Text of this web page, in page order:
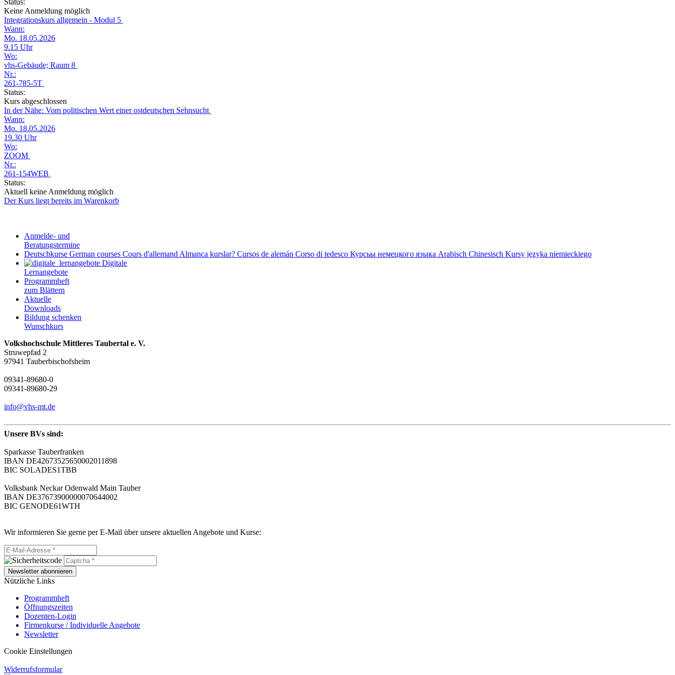
Keine Anmeldung möglich
Integrationskurs allgemein - Modul 5
Wann:
Mo. 18.05.2026
9.15 Uhr
Wo:
vhs-Gebäude; Raum 8
Nr.:
261-785-5T
Status:
Kurs abgeschlossen
In der Nähe: Vom politischen Wert einer ostdeutschen Sehnsucht
Wann:
Mo. 18.05.2026
19.30 Uhr
Wo:
ZOOM
Nr.:
261-154WEB
Status:
Aktuell keine Anmeldung möglich
Der Kurs liegt bereits im Warenkorb
Anmelde- und
Beratungstermine
Deutschkurse German courses Cours d'allemand Almanca kurslar? Cursos de alemán Corso di tedesco Курсьы немецкого яэыка Arabisch Chinesisch Kursy języka niemieckiego
Digitale
Lernangebote
Programmheft
zum Blättern
Aktuelle
Downloads
Bildung schenken
Wunschkurs
Volkshochschule Mittleres Taubertal e. V.
Struwepfad 2
97941 Tauberbischofsheim
09341-89680-0
09341-89680-29
info@vhs-mt.de
Unsere BVs sind:
Sparkasse Tauberfranken
IBAN DE42673525650002011898
BIC SOLADES1TBB
Volksbank Neckar Odenwald Main Tauber
IBAN DE37673900000070644002
BIC GENODE61WTH
Wir informieren Sie gerne per E-Mail über unsere aktuellen Angebote und Kurse:
Newsletter abonnieren
Nützliche Links
Programmheft
Öffnungszeiten
Dozenten-Login
Firmenkurse / Individuelle Angebote
Newsletter
Cookie Einstellungen
Widerrufsformular